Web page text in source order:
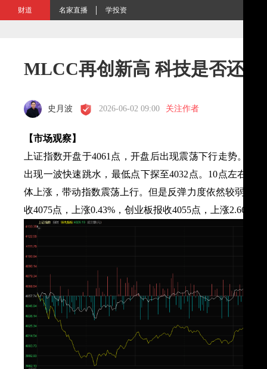
财道 名家直播 学投资
MLCC再创新高 科技是否还有
史月波 2026-06-02 09:00 关注作者
【市场观察】
上证指数开盘于4061点，开盘后出现震荡下行走势。白
出现一波快速跳水，最低点下探至4032点。10点左右有
体上涨，带动指数震荡上行。但是反弹力度依然较弱，
收4075点，上涨0.43%，创业板报收4055点，上涨2.66%。